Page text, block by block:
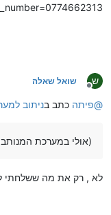
ש
מנותק
שואל שאלה
@פיתה כתב בניתוב
(אולי במערכת
לא , רק את מה ששלחתי